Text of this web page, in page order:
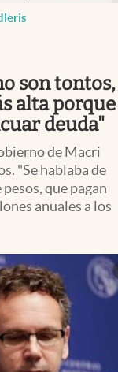
Uruguay
son tontos,
alta porque
deuda"
de Macri
"Se hablaba de
que pagan
anuales a los